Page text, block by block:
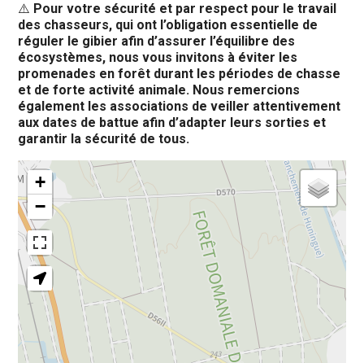
⚠️ Pour votre sécurité et par respect pour le travail
des chasseurs, qui ont l’obligation essentielle de
réguler le gibier afin d’assurer l’équilibre des
écosystèmes, nous vous invitons à éviter les
promenades en forêt durant les périodes de chasse
et de forte activité animale. Nous remercions
également les associations de veiller attentivement
aux dates de battue afin d’adapter leurs sorties et
garantir la sécurité de tous.
+
−